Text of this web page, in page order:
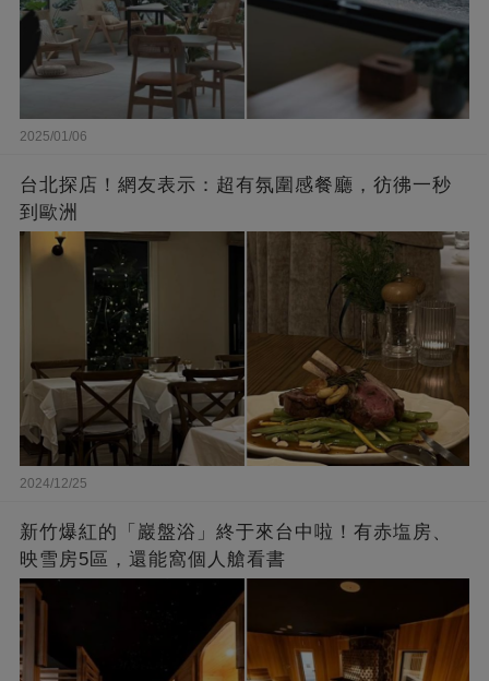
2025/01/06
台北探店！網友表示：超有氛圍感餐廳，彷彿一秒
到歐洲
2024/12/25
新竹爆紅的「巖盤浴」終于來台中啦！有赤塩房、
映雪房5區，還能窩個人艙看書